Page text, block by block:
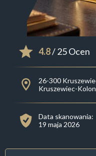
4.8/ 25 Ocen
26-300
Kruszewiec-
Data skanowania:
19 maja 2026